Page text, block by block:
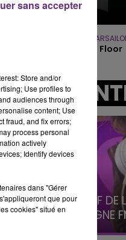
LA RADIO POP
OFENBACH &
Four To The Floor
A
5h00 - 6h00
LE BEST OF DE
CHAMPAGNE
Store and/or
Use profiles to
audiences through
content; Use
fraud, and fix errors;
process personal
actively
Identify devices
dans "Gérer
que pour
cookies" situé en
sans accepter